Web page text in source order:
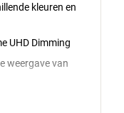
kleuren en
UHD Dimming
weergave van